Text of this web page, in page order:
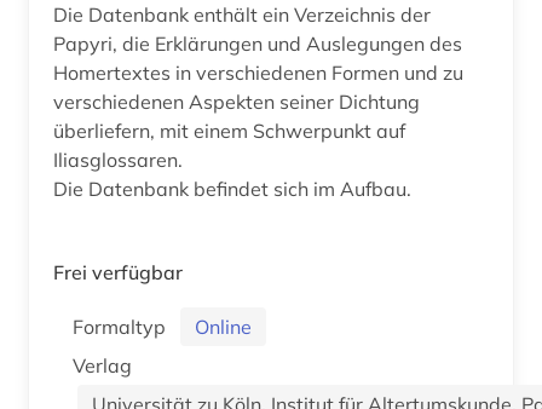
Die Datenbank enthält ein Verzeichnis der
Papyri, die Erklärungen und Auslegungen des
Homertextes in verschiedenen Formen und zu
verschiedenen Aspekten seiner Dichtung
überliefern, mit einem Schwerpunkt auf
Iliasglossaren.
Die Datenbank befindet sich im Aufbau.
Frei verfügbar
Formaltyp
Online
Verlag
Universität zu Köln, Institut für Altertumskunde,